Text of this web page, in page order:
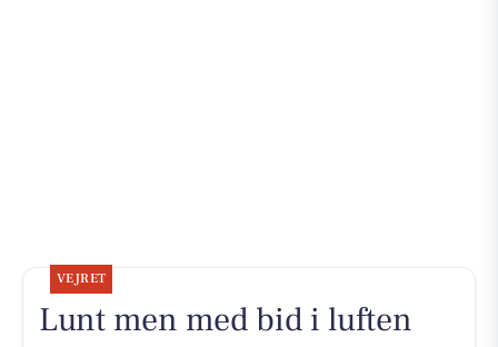
VEJRET
Lunt men med bid i luften